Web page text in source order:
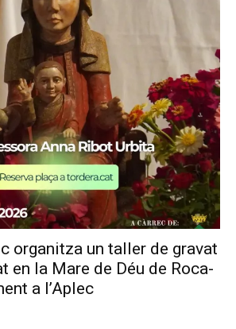
organitza un taller de gravat
en la Mare de Déu de Roca-
a l’Aplec